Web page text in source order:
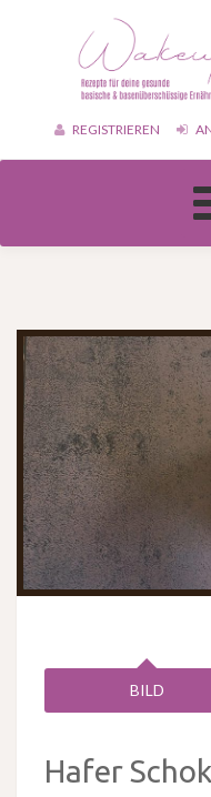
REGISTRIEREN
BILD
Hafer